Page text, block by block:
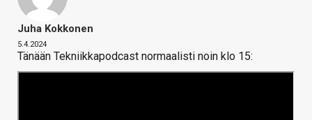
Juha Kokkonen
5.4.2024
Tänään Tekniikkapodcast normaalisti noin klo 15: